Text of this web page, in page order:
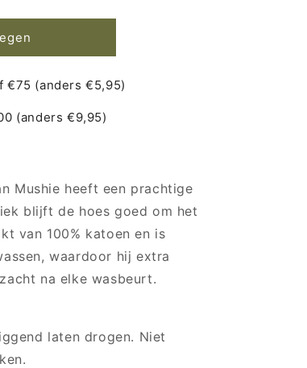
€75 (anders €5,95)
(anders €9,95)
Mushie heeft een prachtige
blijft de hoes goed om het
van 100% katoen en is
waardoor hij extra
na elke wasbeurt.
laten drogen. Niet